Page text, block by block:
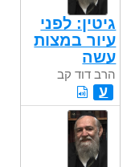
גיטין: לפני
עיור במצות
עשה
הרב דוד קב
ע